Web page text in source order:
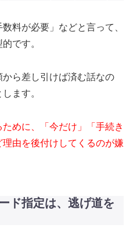
料が必要」などと言って、
です。
ら差し引けば済む話なの
ます。
めに、「今だけ」「手続き
由を後付けしてくるのが嫌
ド指定は、逃げ道を